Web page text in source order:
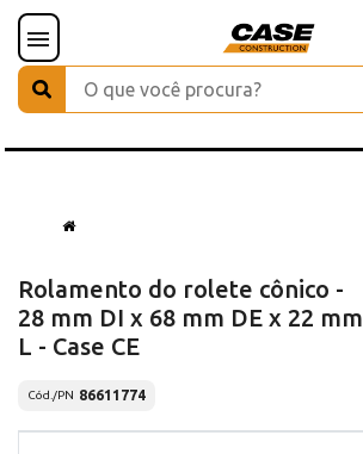
Rolamento do rolete cônico -
28 mm DI x 68 mm DE x 22 mm
L - Case CE
Cód./PN 86611774